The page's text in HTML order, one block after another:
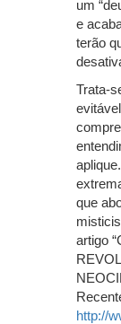
um
e
terão
Trata-
que
artigo
http://